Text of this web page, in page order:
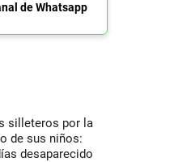
de Whatsapp
silleteros por la
de sus niños:
desaparecido